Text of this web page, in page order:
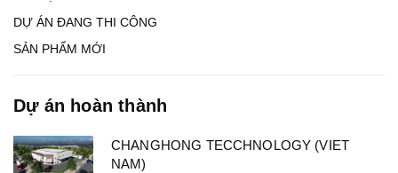
DỰ ÁN ĐANG THI CÔNG
SẢN PHẨM MỚI
Dự án hoàn thành
CHANGHONG TECCHNOLOGY (VIET
NAM)